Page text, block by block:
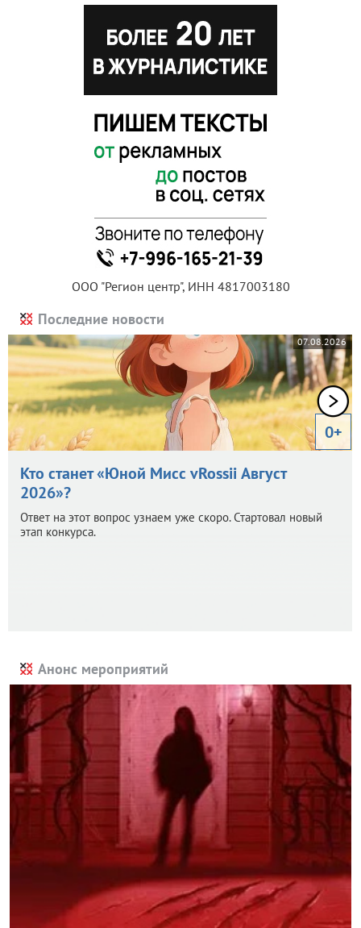
ООО "Регион центр", ИНН 4817003180
Последние новости
07.08.2026
0+
Кто станет «Юной Мисс vRossii Август
2026»?
Ответ на этот вопрос узнаем уже скоро. Стартовал новый
этап конкурса.
Анонс мероприятий